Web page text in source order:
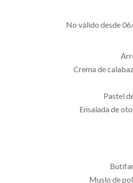
No válido desde
Crema de
Pastel
Ensalada de
Muslo de